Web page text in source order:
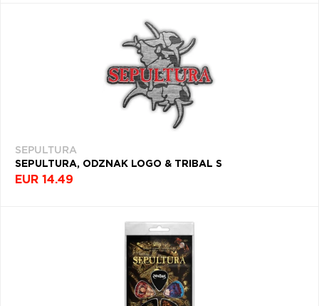
SEPULTURA
SEPULTURA, ODZNAK LOGO & TRIBAL S
EUR 14.49